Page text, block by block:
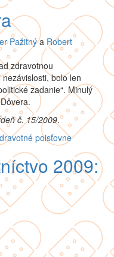
Pažitnýa Robert
zdravotnou
bolo len
zadanie“. Minulý
č. 15/2009.
poisťovne
2009: